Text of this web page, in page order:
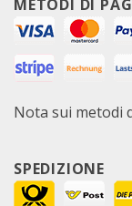
METODI DI
Nota sui metodi
SPEDIZIONE